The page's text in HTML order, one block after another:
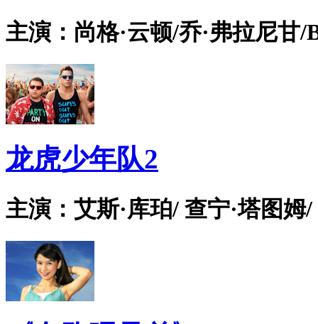
主演：尚格·云顿/乔·弗拉尼甘/
龙虎少年队2
主演：艾斯·库珀/ 查宁·塔图姆/